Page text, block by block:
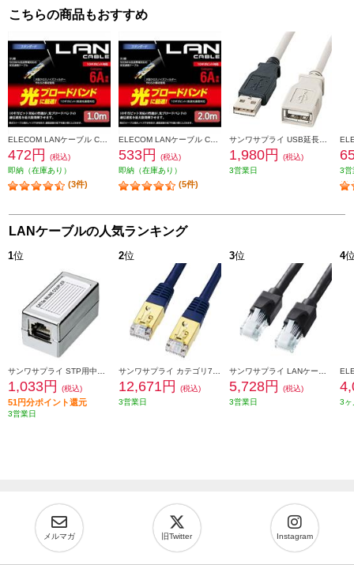
こちらの商品もおすすめ
472円
(税込)
即納（在庫あり）
(3件)
533円
(税込)
即納（在庫あり）
(5件)
1,980円
(税込)
3営業日
3営
LANケーブルの人気ランキング
1位
1,033円 (税込)
51円分ポイント還元
3営業日
2位
12,671円
(税込)
3営業日
3位
5,728円
(税込)
3営業日
4
3ヶ
メルマガ 旧Twitter Instagram